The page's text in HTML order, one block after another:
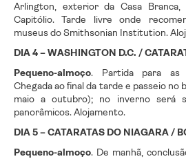
Arlington, exterior da Casa Branca,
Capitólio. Tarde livre onde
museus do Smithsonian Institution.
DIA 4 – WASHINGTON D.C. /
Pequeno-almoço. Partida para as
Chegada ao final da tarde e passeio no
maio a outubro); no inverno será
panorâmicos. Alojamento.
DIA 5 – CATARATAS DO NIAGARA /
Pequeno-almoço. De manhã,